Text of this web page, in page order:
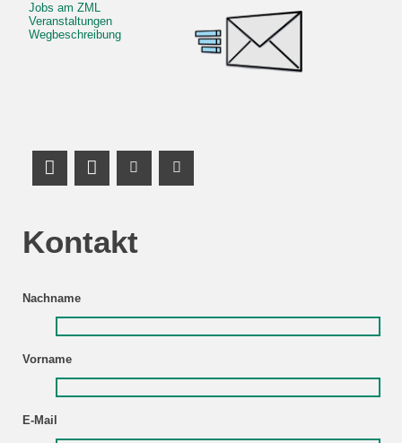
Jobs am ZML
Veranstaltungen
Wegbeschreibung
LinkedIn Profiles
MastodonYouTube Channel
YouTube Channel
Kontakt
Nachname
Vorname
E-Mail